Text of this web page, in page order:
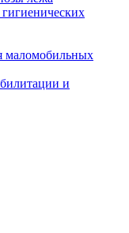
маломобильных
и